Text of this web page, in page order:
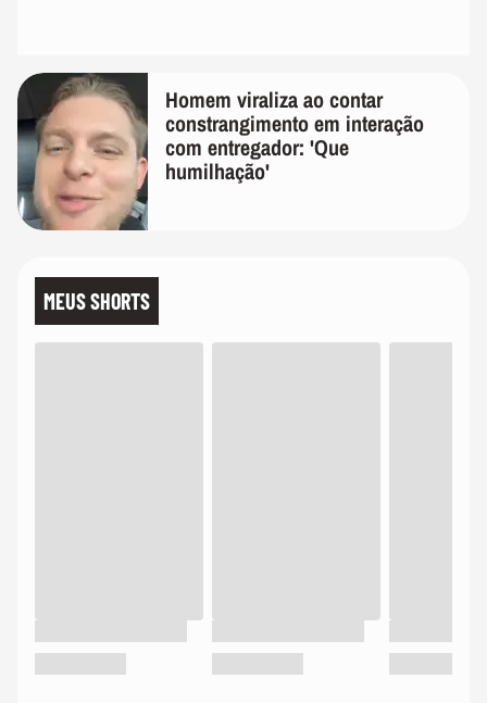
Homem viraliza ao contar
constrangimento em interação
com entregador: 'Que
humilhação'
MEUS SHORTS